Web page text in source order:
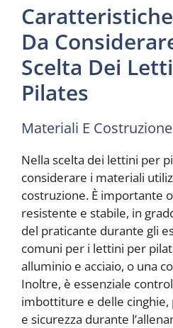
Da
Scelta Dei
Pilates
Materiali E Costruzione
Nella scelta dei lettini per
considerare i materiali
costruzione. È importante
resistente e stabile, in
del praticante durante gli
comuni per i lettini per
alluminio e acciaio, o una
Inoltre, è essenziale
imbottiture e delle
e sicurezza durante